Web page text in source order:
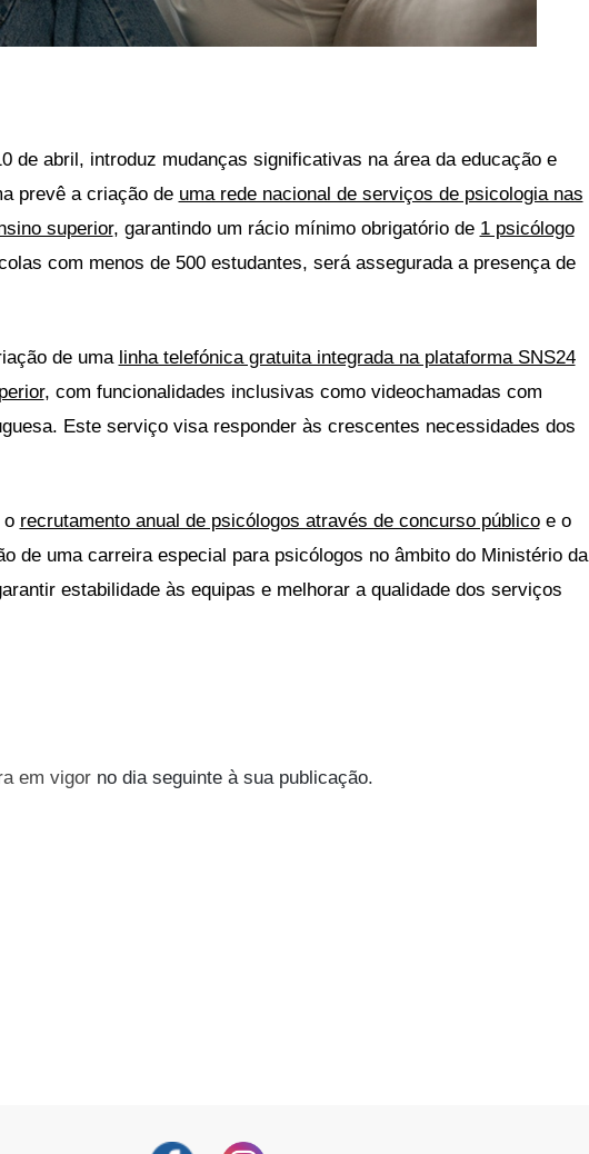
de abril, introduz mudanças significativas na área da educação e
prevê a criação de uma rede nacional de serviços de psicologia nas
superior, garantindo um rácio mínimo obrigatório de 1 psicólogo
com menos de 500 estudantes, será assegurada a presença de
de uma linha telefónica gratuita integrada na plataforma SNS24
, com funcionalidades inclusivas como videochamadas com
Este serviço visa responder às crescentes necessidades dos
o recrutamento anual de psicólogos através de concurso públicoe o
de uma carreira especial para psicólogos no âmbito do Ministério da
estabilidade às equipas e melhorar a qualidade dos serviços
em vigor no dia seguinte à sua publicação.